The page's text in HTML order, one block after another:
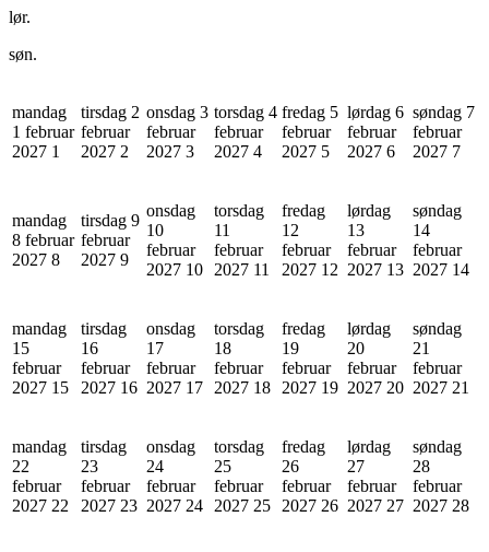
lør.
søn.
mandag
1 februar
2027 1
tirsdag 2
februar
2027 2
onsdag 3
februar
2027 3
torsdag 4
februar
2027 4
fredag 5
februar
2027 5
lørdag 6
februar
2027 6
søndag 7
februar
2027 7
mandag
8 februar
2027 8
tirsdag 9
februar
2027 9
onsdag
10
februar
2027 10
torsdag
11
februar
2027 11
fredag
12
februar
2027 12
lørdag
13
februar
2027 13
søndag
14
februar
2027 14
mandag
15
februar
2027 15
tirsdag
16
februar
2027 16
onsdag
17
februar
2027 17
torsdag
18
februar
2027 18
fredag
19
februar
2027 19
lørdag
20
februar
2027 20
søndag
21
februar
2027 21
mandag
22
februar
2027 22
tirsdag
23
februar
2027 23
onsdag
24
februar
2027 24
torsdag
25
februar
2027 25
fredag
26
februar
2027 26
lørdag
27
februar
2027 27
søndag
28
februar
2027 28